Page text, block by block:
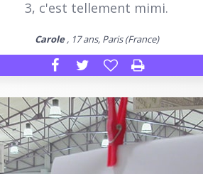
3, c'est tellement mimi.
Carole, 17 ans, Paris (France)